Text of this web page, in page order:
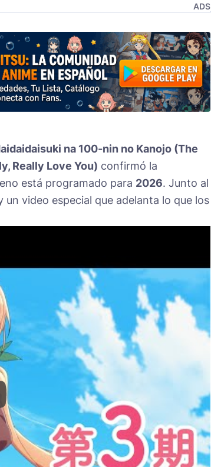
ADS
na 100-nin no Kanojo (The
Really Love You) confirmó la
está programado para 2026. Junto al
video especial que adelanta lo que los